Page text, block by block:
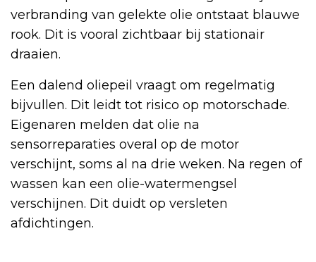
verbranding van gelekte olie ontstaat blauwe
rook. Dit is vooral zichtbaar bij stationair
draaien.
Een dalend oliepeil vraagt om regelmatig
bijvullen. Dit leidt tot risico op motorschade.
Eigenaren melden dat olie na
sensorreparaties overal op de motor
verschijnt, soms al na drie weken. Na regen of
wassen kan een olie-watermengsel
verschijnen. Dit duidt op versleten
afdichtingen.